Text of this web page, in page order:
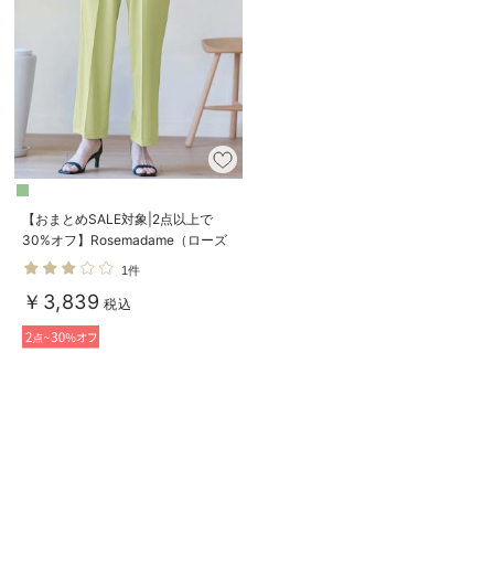
【おまとめSALE対象|2点以上で
30%オフ】Rosemadame（ローズ
マダム） カットソーセンタープレ
スパンツ マタニティ・産後
1件
￥3,839 税込